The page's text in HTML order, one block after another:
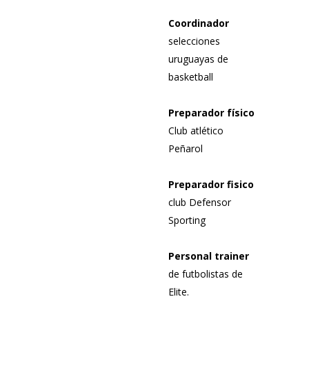
Coordinador
selecciones
uruguayas de
basketball
Preparador físico
Club atlético
Peñarol
Preparador fisico
club Defensor
Sporting
Personal trainer
de futbolistas de
Elite.